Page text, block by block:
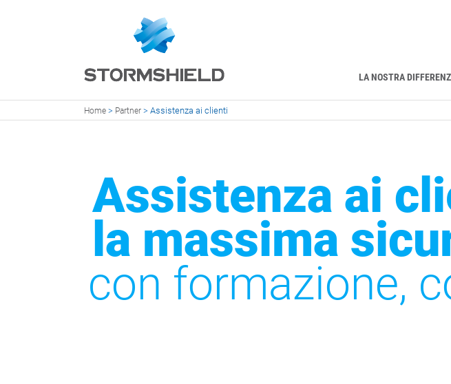
LA NOSTRA
Home > Partner > Assistenza ai clienti
Assistenza ai
la massima
con formazione,